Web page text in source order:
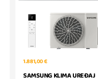
1.881,00 €
SAMSUNG KLIMA UREĐAJ